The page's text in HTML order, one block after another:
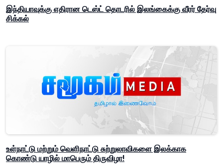
இந்தியாவுக்கு எதிரான டெஸ்ட் தொடரில் இலங்கைக்கு வீரர் தேர்வு
சிக்கல்
உள்நாட்டு மற்றும் வெளிநாட்டு சுற்றுலாவிகளை இலக்காக
கொண்டு யாழில் மாபெரும் திருவிழா!